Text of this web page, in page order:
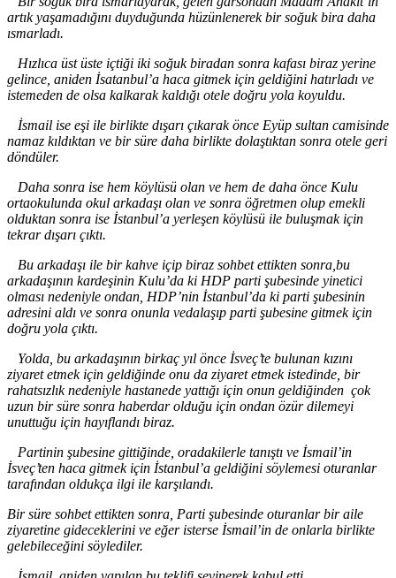
artık yaşamadığını duyduğunda hüzünlenerek bir soğuk bira daha
ısmarladı.
Hızlıca üst üste içtiği iki soğuk biradan sonra kafası biraz yerine
gelince, aniden İsatanbul’a haca gitmek için geldiğini hatırladı ve
istemeden de olsa kalkarak kaldığı otele doğru yola koyuldu.
İsmail ise eşi ile birlikte dışarı çıkarak önce Eyüp sultan camisinde
namaz kıldıktan ve bir süre daha birlikte dolaştıktan sonra otele geri
döndüler.
Daha sonra ise hem köylüsü olan ve hem de daha önce Kulu
ortaokulunda okul arkadaşı olan ve sonra öğretmen olup emekli
olduktan sonra ise İstanbul’a yerleşen köylüsü ile buluşmak için
tekrar dışarı çıktı.
Bu arkadaşı ile bir kahve içip biraz sohbet ettikten sonra,bu
arkadaşının kardeşinin Kulu’da ki HDP parti şubesinde yinetici
olması nedeniyle ondan, HDP’nin İstanbul’da ki parti şubesinin
adresini aldı ve sonra onunla vedalaşıp parti şubesine gitmek için
doğru yola çıktı.
Yolda, bu arkadaşının birkaç yıl önce İsveç’te bulunan kızını
ziyaret etmek için geldiğinde onu da ziyaret etmek istedinde, bir
rahatsızlık nedeniyle hastanede yattığı için onun geldiğinden çok
uzun bir süre sonra haberdar olduğu için ondan özür dilemeyi
unuttuğu için hayıflandı biraz.
Partinin şubesine gittiğinde, oradakilerle tanıştı ve İsmail’in
İsveç’ten haca gitmek için İstanbul’a geldiğini söylemesi oturanlar
tarafından oldukça ilgi ile karşılandı.
Bir süre sohbet ettikten sonra, Parti şubesinde oturanlar bir aile
ziyaretine gideceklerini ve eğer isterse İsmail’in de onlarla birlikte
gelebileceğini söylediler.